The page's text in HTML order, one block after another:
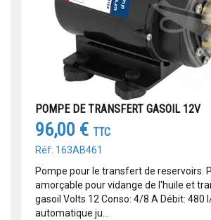
POMPE DE TRANSFERT GASOIL 12V
96,00 € TTC
Réf: 163AB461
Pompe pour le transfert de reservoirs.
amorçable pour vidange de l'huile et
gasoil Volts 12 Conso: 4/8 A Débit: 480
automatique ju...